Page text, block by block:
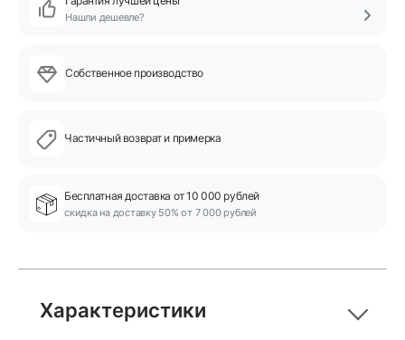
Нашли дешевле?
Собственное производство
Частичный возврат и примерка
Бесплатная доставка от 10 000 рублей
скидка на доставку 50% от 7 000 рублей
Характеристики